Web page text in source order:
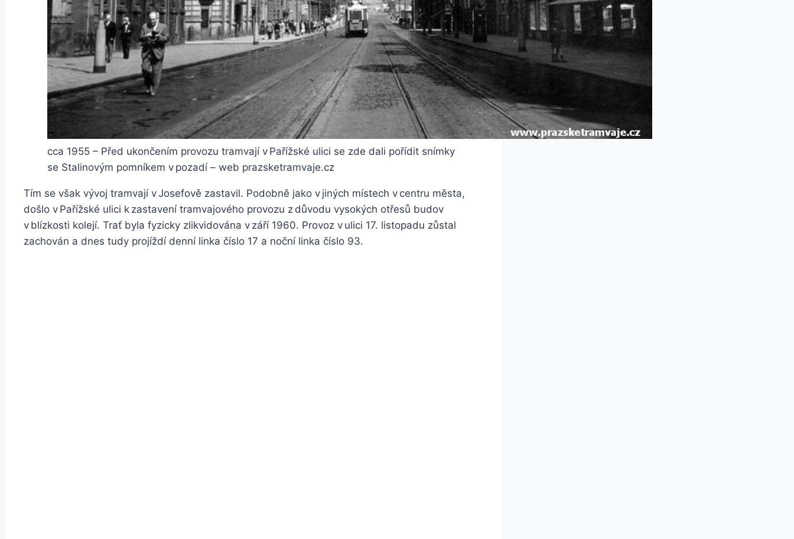
cca 1955 – Před ukončením provozu tramvají v Pařížské ulici se zde dali pořídit snímky
se Stalinovým pomníkem v pozadí – web prazsketramvaje.cz
Tím se však vývoj tramvají v Josefově zastavil. Podobně jako v jiných místech v centru města,
došlo v Pařížské ulici k zastavení tramvajového provozu z důvodu vysokých otřesů budov
v blízkosti kolejí. Trať byla fyzicky zlikvidována v září 1960. Provoz v ulici 17. listopadu zůstal
zachován a dnes tudy projíždí denní linka číslo 17 a noční linka číslo 93.